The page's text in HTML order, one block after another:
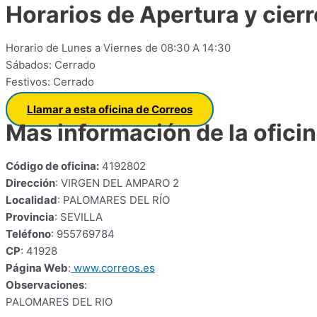
Horarios de Apertura y
Horario de Lunes a Viernes de 08:30 A 14:30
Sábados: Cerrado
Festivos: Cerrado
Llamar a esta oficina de Correos
Mas información de la
Código de oficina: 4192802
Dirección: VIRGEN DEL AMPARO 2
Localidad: PALOMARES DEL RÍO
Provincia: SEVILLA
Teléfono: 955769784
CP: 41928
Página Web: www.correos.es
Observaciones:
PALOMARES DEL RIO